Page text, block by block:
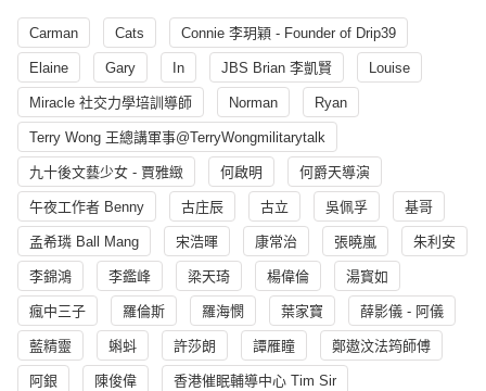
Carman Cats Connie 李玥穎 - Founder of Drip39
Elaine Gary In JBS Brian 李凱賢 Louise
Miracle 社交力學培訓導師 Norman Ryan
Terry Wong 王總講軍事@TerryWongmilitarytalk
九十後文藝少女 - 賈雅緻 何啟明 何爵天導演
午夜工作者 Benny 古庄辰 古立 吳佩孚 基哥
孟希璘 Ball Mang 宋浩暉 康常治 張曉嵐 朱利安
李錦鴻 李鑑峰 梁天琦 楊偉倫 湯寳如
瘋中三子 羅倫斯 羅海憫 葉家寶 薛影儀 - 阿儀
藍精靈 蝌蚪 許莎朗 譚雁瞳 鄭遨汶法筠師傅
阿銀 陳俊偉 香港催眠輔導中心 Tim Sir